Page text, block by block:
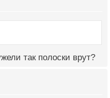
так полоски врут?